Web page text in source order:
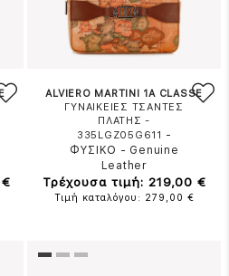
ALVIERO MARTINI 1A CLASSE
ΓΥΝΑΙΚΕΙΕΣ ΤΣΑΝΤΕΣ
ΠΛΑΤΗΣ -
335LGZ05G611 -
ΦΥΣΙΚΟ - Genuine
Leather
Τρέχουσα τιμή: 219,00 €
Τιμή καταλόγου: 279,00 €